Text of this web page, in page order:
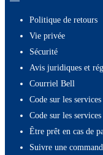
Politique de retours
Vie privée
Sécurité
Avis juridiques et
Courriel Bell
Code sur les
Code sur les
Être prêt en cas de
Suivre une